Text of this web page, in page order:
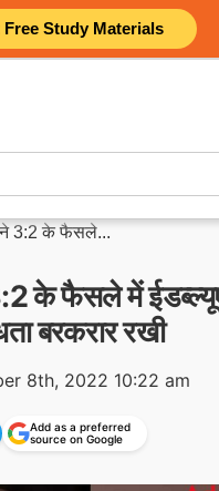
Free Study Materials
ने 3:2 के फैसले...
के फैसले में
बरकरार रखी
8th, 2022 10:22 am
Add as a preferred
source on Google